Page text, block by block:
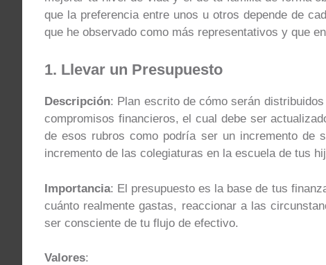
que la preferencia entre unos u otros depende de
que he observado como más representativos y que
1. Llevar un Presupuesto
Descripción: Plan escrito de cómo serán
compromisos financieros, el cual debe ser
de esos rubros como podría ser un incremento de
incremento de las colegiaturas en la escuela de tus
Importancia: El presupuesto es la base de tus
cuánto realmente gastas, reaccionar a las
ser consciente de tu flujo de efectivo.
Valores: